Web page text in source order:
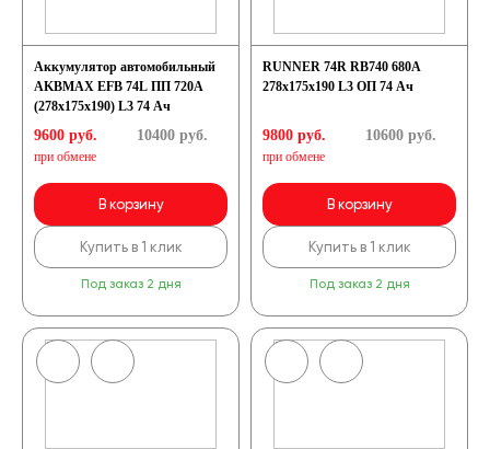
Аккумулятор автомобильный
AKBMAX EFB 74L ПП 720A
(278x175x190) L3 74 Ач
9600 руб.
при обмене
10400руб.
В корзину
Купить в 1 клик
Под заказ 2 дня
RUNNER 74R RB740 680A
278х175х190 L3 ОП 74 Ач
9800 руб.
при обмене
10600руб.
В корзину
Купить в 1 клик
Под заказ 2 дня